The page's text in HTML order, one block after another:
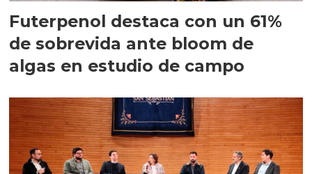
Futerpenol destaca con un 61%
de sobrevida ante bloom de
algas en estudio de campo